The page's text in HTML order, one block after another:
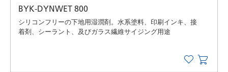
BYK-DYNWET 800
シリコンフリーの下地用湿潤剤。水系塗料、印刷インキ、接
着剤、シーラント、及びガラス繊維サイジング用途